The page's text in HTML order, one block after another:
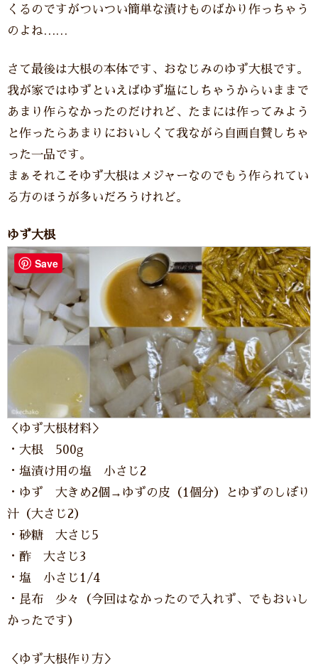
くるのですがついつい簡単な漬けものばかり作っちゃう
のよね……
さて最後は大根の本体です、おなじみのゆず大根です。
我が家ではゆずといえばゆず塩にしちゃうからいままで
あまり作らなかったのだけれど、たまには作ってみよう
と作ったらあまりにおいしくて我ながら自画自賛しちゃ
った一品です。
まぁそれこそゆず大根はメジャーなのでもう作られてい
る方のほうが多いだろうけれど。
ゆず大根
＜ゆず大根材料＞
・大根 500g
・塩漬け用の塩 小さじ2
・ゆず 大きめ2個→ゆずの皮（1個分）とゆずのしぼり
汁（大さじ2）
・砂糖 大さじ5
・酢 大さじ3
・塩 小さじ1/4
・昆布 少々（今回はなかったので入れず、でもおいし
かったです）
＜ゆず大根作り方＞
Save